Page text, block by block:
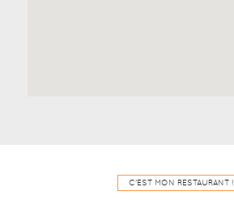
C'EST MON RESTAURANT !